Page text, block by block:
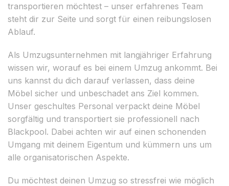
transportieren möchtest – unser erfahrenes Team
steht dir zur Seite und sorgt für einen reibungslosen
Ablauf.
Als Umzugsunternehmen mit langjähriger Erfahrung
wissen wir, worauf es bei einem Umzug ankommt. Bei
uns kannst du dich darauf verlassen, dass deine
Möbel sicher und unbeschadet ans Ziel kommen.
Unser geschultes Personal verpackt deine Möbel
sorgfältig und transportiert sie professionell nach
Blackpool. Dabei achten wir auf einen schonenden
Umgang mit deinem Eigentum und kümmern uns um
alle organisatorischen Aspekte.
Du möchtest deinen Umzug so stressfrei wie möglich